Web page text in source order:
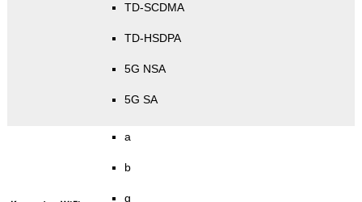
TD-SCDMA
TD-HSDPA
5G NSA
5G SA
a
b
g